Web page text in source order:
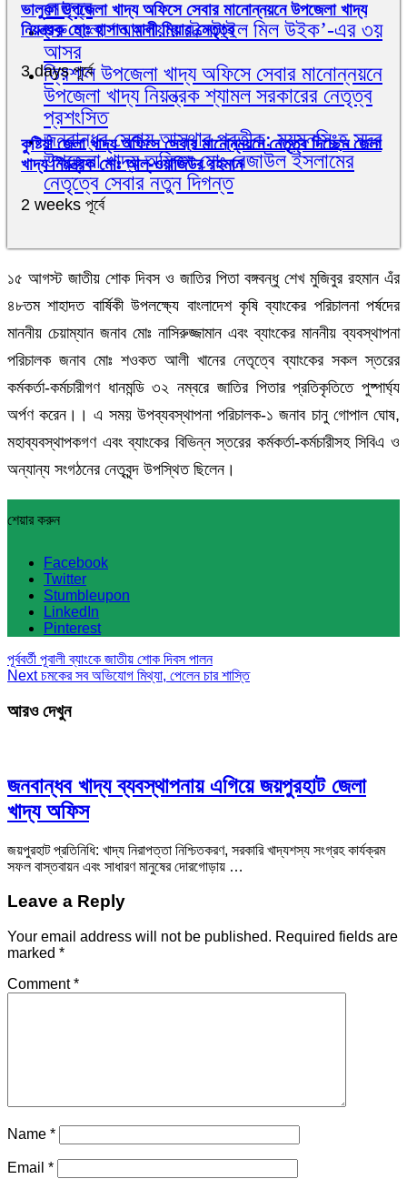
নেতৃত্ব
শুরু হলো ‘আনোয়ার টেক্সটাইল মিল উইক’-এর ৩য়
আসর
ত্রিশাল উপজেলা খাদ্য অফিসে সেবার মানোন্নয়নে
উপজেলা খাদ্য নিয়ন্ত্রক শ্যামল সরকারের নেতৃত্ব
প্রশংসিত
জনবান্ধব সেবায় আস্থার প্রতীক: ময়মনসিংহ সদর
উপজেলা খাদ্য অফিসে মোঃ রেজাউল ইসলামের
নেতৃত্বে সেবার নতুন দিগন্ত
ভালুকা উপজেলা খাদ্য অফিসে সেবার মানোন্নয়নে উপজেলা খাদ্য
নিয়ন্ত্রক মোঃ হাসান আলী মিয়ার নেতৃত্ব
3 days পূর্বে
কুষ্টিয়া জেলা খাদ্য অফিসে সেবার মানোন্নয়নে নেতৃত্ব দিচ্ছেন জেলা
খাদ্য নিয়ন্ত্রক মোঃ আল্-ওয়াজিউর রহমান
2 weeks পূর্বে
১৫ আগস্ট জাতীয় শোক দিবস ও জাতির পিতা বঙ্গবন্ধু শেখ মুজিবুর রহমান এঁর
৪৮তম শাহাদত বার্ষিকী উপলক্ষ্যে বাংলাদেশ কৃষি ব্যাংকের পরিচালনা পর্ষদের
মাননীয় চেয়াম্যান জনাব মোঃ নাসিরুজ্জামান এবং ব্যাংকের মাননীয় ব্যবস্থাপনা
পরিচালক জনাব মোঃ শওকত আলী খানের নেতৃত্বে ব্যাংকের সকল স্তরের
কর্মকর্তা-কর্মচারীগণ ধানমন্ডি ৩২ নম্বরে জাতির পিতার প্রতিকৃতিতে পুষ্পার্ঘ্য
অর্পণ করেন।। এ সময় উপব্যবস্থাপনা পরিচালক-১ জনাব চানু গোপাল ঘোষ,
মহাব্যবস্থাপকগণ এবং ব্যাংকের বিভিন্ন স্তরের কর্মকর্তা-কর্মচারীসহ সিবিএ ও
অন্যান্য সংগঠনের নেতৃবৃন্দ উপস্থিত ছিলেন।
শেয়ার করুন
Facebook
Twitter
Stumbleupon
LinkedIn
Pinterest
পূর্ববর্তী পূবালী ব্যাংকে জাতীয় শোক দিবস পালন
Nextচমকের সব অভিযোগ মিথ্যা, পেলেন চার শাস্তি
আরও দেখুন
জনবান্ধব খাদ্য ব্যবস্থাপনায় এগিয়ে জয়পুরহাট জেলা
খাদ্য অফিস
জয়পুরহাট প্রতিনিধি: খাদ্য নিরাপত্তা নিশ্চিতকরণ, সরকারি খাদ্যশস্য সংগ্রহ কার্যক্রম
সফল বাস্তবায়ন এবং সাধারণ মানুষের দোরগোড়ায় …
Leave a Reply
Your email address will not be published. Required fields are
marked *
Comment*
Name *
Email *